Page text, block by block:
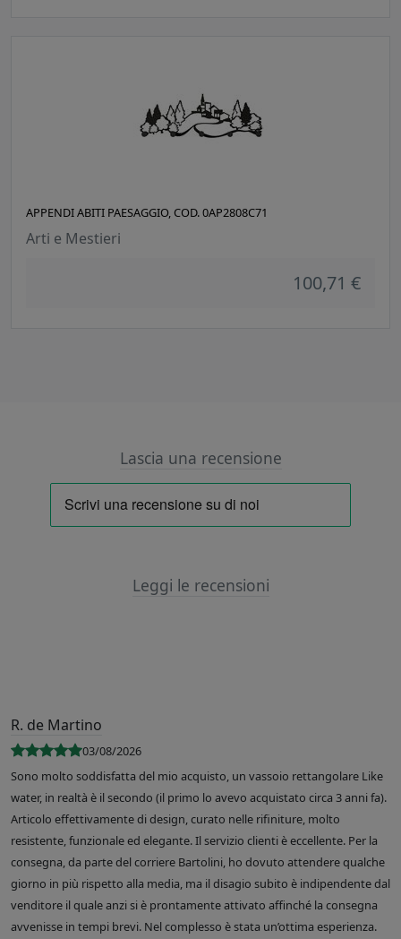
APPENDI ABITI PAESAGGIO, COD. 0AP2808C71
Arti e Mestieri
100,71 €
Lascia una recensione
Leggi le recensioni
R. de Martino
03/08/2026
Sono molto soddisfatta del mio acquisto, un vassoio rettangolare Like
water, in realtà è il secondo (il primo lo avevo acquistato circa 3 anni fa).
Articolo effettivamente di design, curato nelle rifiniture, molto
resistente, funzionale ed elegante. Il servizio clienti è eccellente. Per la
consegna, da parte del corriere Bartolini, ho dovuto attendere qualche
giorno in più rispetto alla media, ma il disagio subito è indipendente dal
venditore il quale anzi si è prontamente attivato affinché la consegna
avvenisse in tempi brevi. Nel complesso è stata un’ottima esperienza.